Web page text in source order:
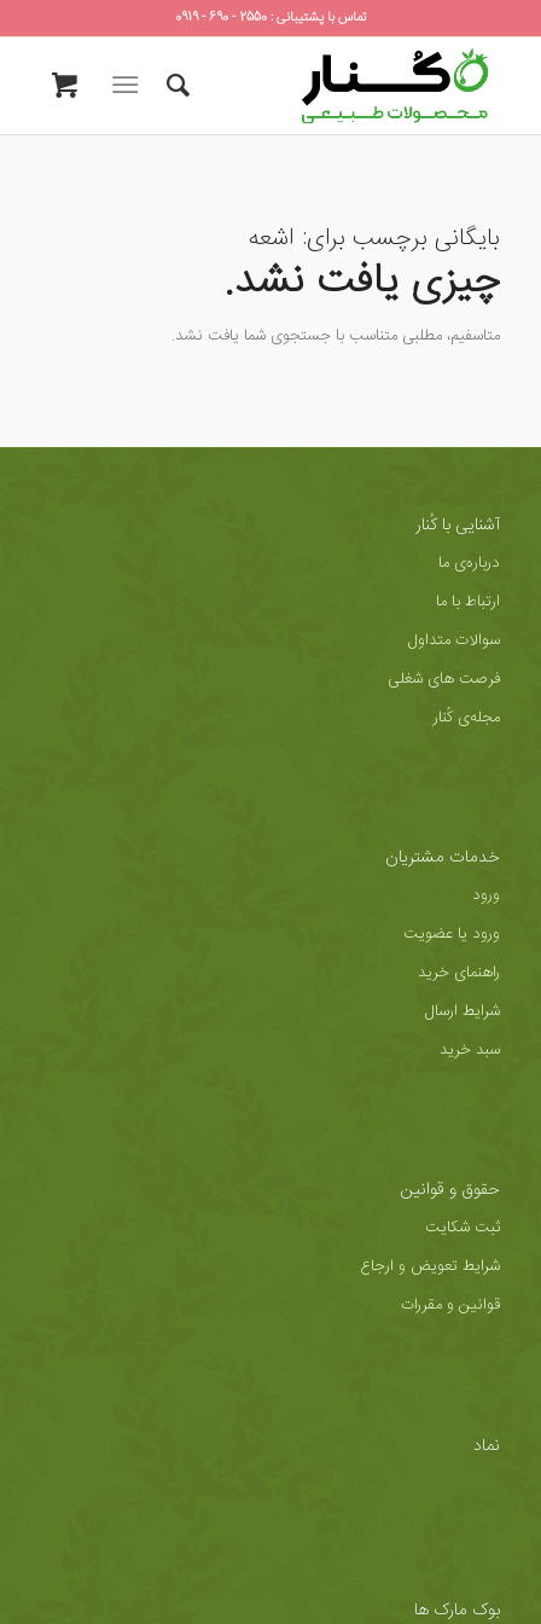
تماس با پشتیبانی : 2550 - 690 - 0919
بایگانی برچسب برای: اشعه
چیزی یافت نشد.
متاسفیم، مطلبی متناسب با جستجوی شما یافت نشد.
آشنایی با کُنار
درباره‌ی ما
ارتباط با ما
سوالات متداول
فرصت های شغلی
مجله‌ی کُنار
خدمات مشتریان
ورود
ورود یا عضویت
راهنمای خرید
شرایط ارسال
سبد خرید
حقوق و قوانین
ثبت شکایت
شرایط تعویض و ارجاع
قوانین و مقررات
نماد
بوک مارک ها